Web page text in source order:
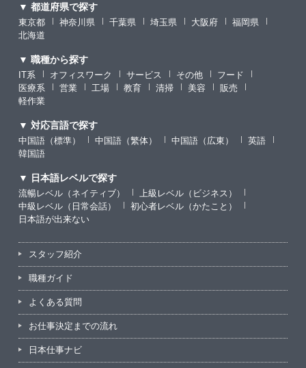
▼ 都道府県で探す
東京都 神奈川県 千葉県 埼玉県 大阪府
福岡県
北海道
▼ 職種から探す
IT系 オフィスワーク サービス その他
フード
医療系
営業 工場 教育 清掃 美容
販売
軽作業
▼ 対応言語で探す
中国語（標準） 中国語（繁体） 中国語（広東）
英語
韓国語
▼ 日本語レベルで探す
流暢レベル（ネイティブ）
上級レベル（ビジネス）
中級レベル（日常会話）
初心者レベル（かたこと）
日本語が出来ない
スタッフ紹介
職種ガイド
よくある質問
お仕事決定までの流れ
日本仕事ナビ